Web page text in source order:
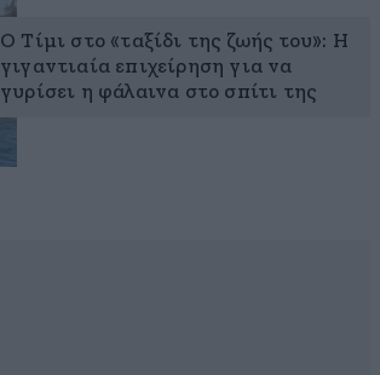
Ο Τίμι στο «ταξίδι της ζωής του»: Η
γιγαντιαία επιχείρηση για να
γυρίσει η φάλαινα στο σπίτι της